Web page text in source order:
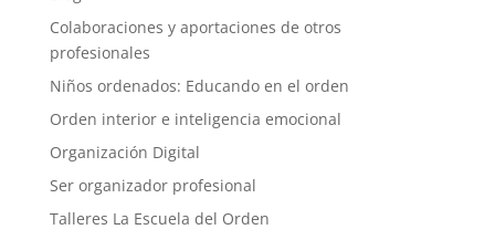
Colaboraciones y aportaciones de otros
profesionales
Niños ordenados: Educando en el orden
Orden interior e inteligencia emocional
Organización Digital
Ser organizador profesional
Talleres La Escuela del Orden